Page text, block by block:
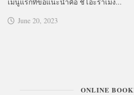
June 20, 2023
ONLINE